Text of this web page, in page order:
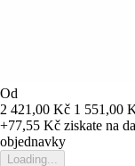
Od
2 421,00 Kč 1 551,00
+77,55 Kč ziskate na
objednavky
Loading...